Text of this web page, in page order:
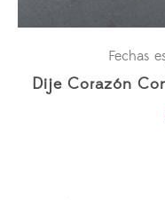
Fechas
Dije Corazón